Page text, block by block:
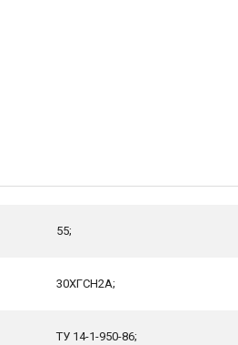
55;
30ХГСН2А;
ТУ 14-1-950-86;